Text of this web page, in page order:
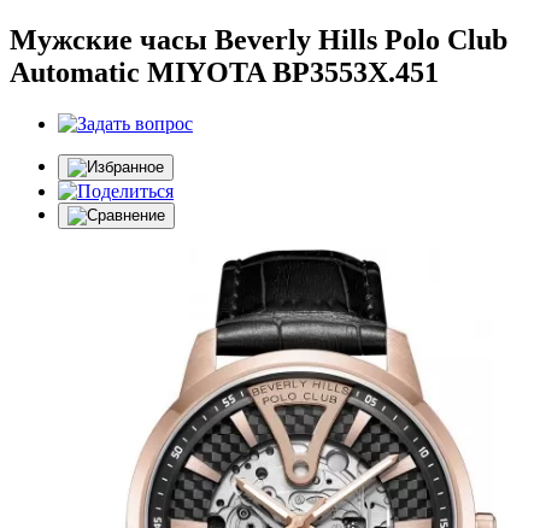
Мужские часы Beverly Hills Polo Club
Automatic MIYOTA BP3553X.451